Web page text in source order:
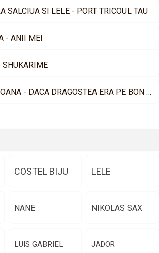
SALCIUA SI LELE - PORT TRICOUL TAU
- ANII MEI
SHUKARIME
FLORINEL SI IOANA - DACA DRAGOSTEA ERA PE BON FISCAL
COSTEL BIJU LELE
NANE NIKOLAS SAX
LUIS GABRIEL JADOR